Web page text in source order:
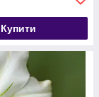
Купити